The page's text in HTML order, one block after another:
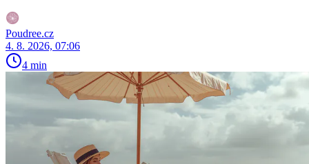
Poudree.cz
4. 8. 2026, 07:06
4 min